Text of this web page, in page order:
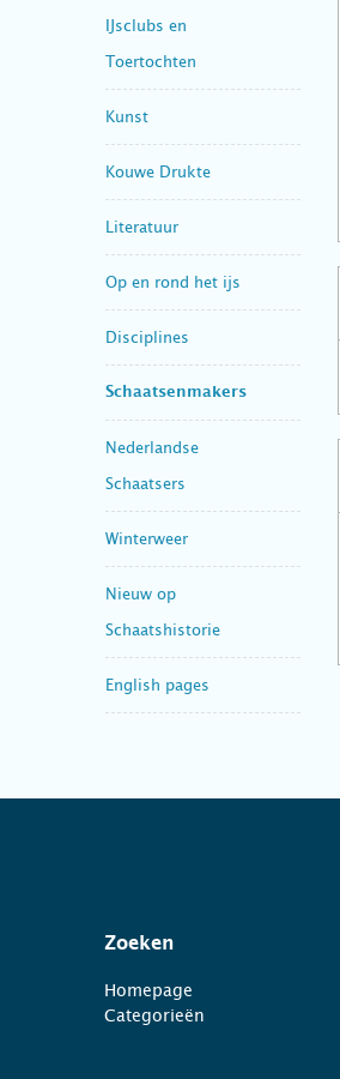
IJsclubs en
Toertochten
Kunst
Kouwe Drukte
Literatuur
Op en rond het ijs
Disciplines
Schaatsenmakers
Nederlandse
Schaatsers
Winterweer
Nieuw op
Schaatshistorie
English pages
Zoeken
Homepage
Categorieën